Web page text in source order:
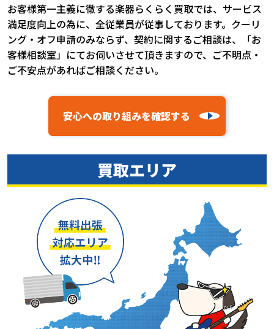
お客様第一主義に徹する楽器らくらく買取では、サービス
満足度向上の為に、全従業員が従事しております。クーリ
ング・オフ申請のみならず、契約に関するご相談は、「お
客様相談室」にてお伺いさせて頂きますので、ご不明点・
ご不安点があればご相談ください。
安心への取り組みを確認する
買取エリア